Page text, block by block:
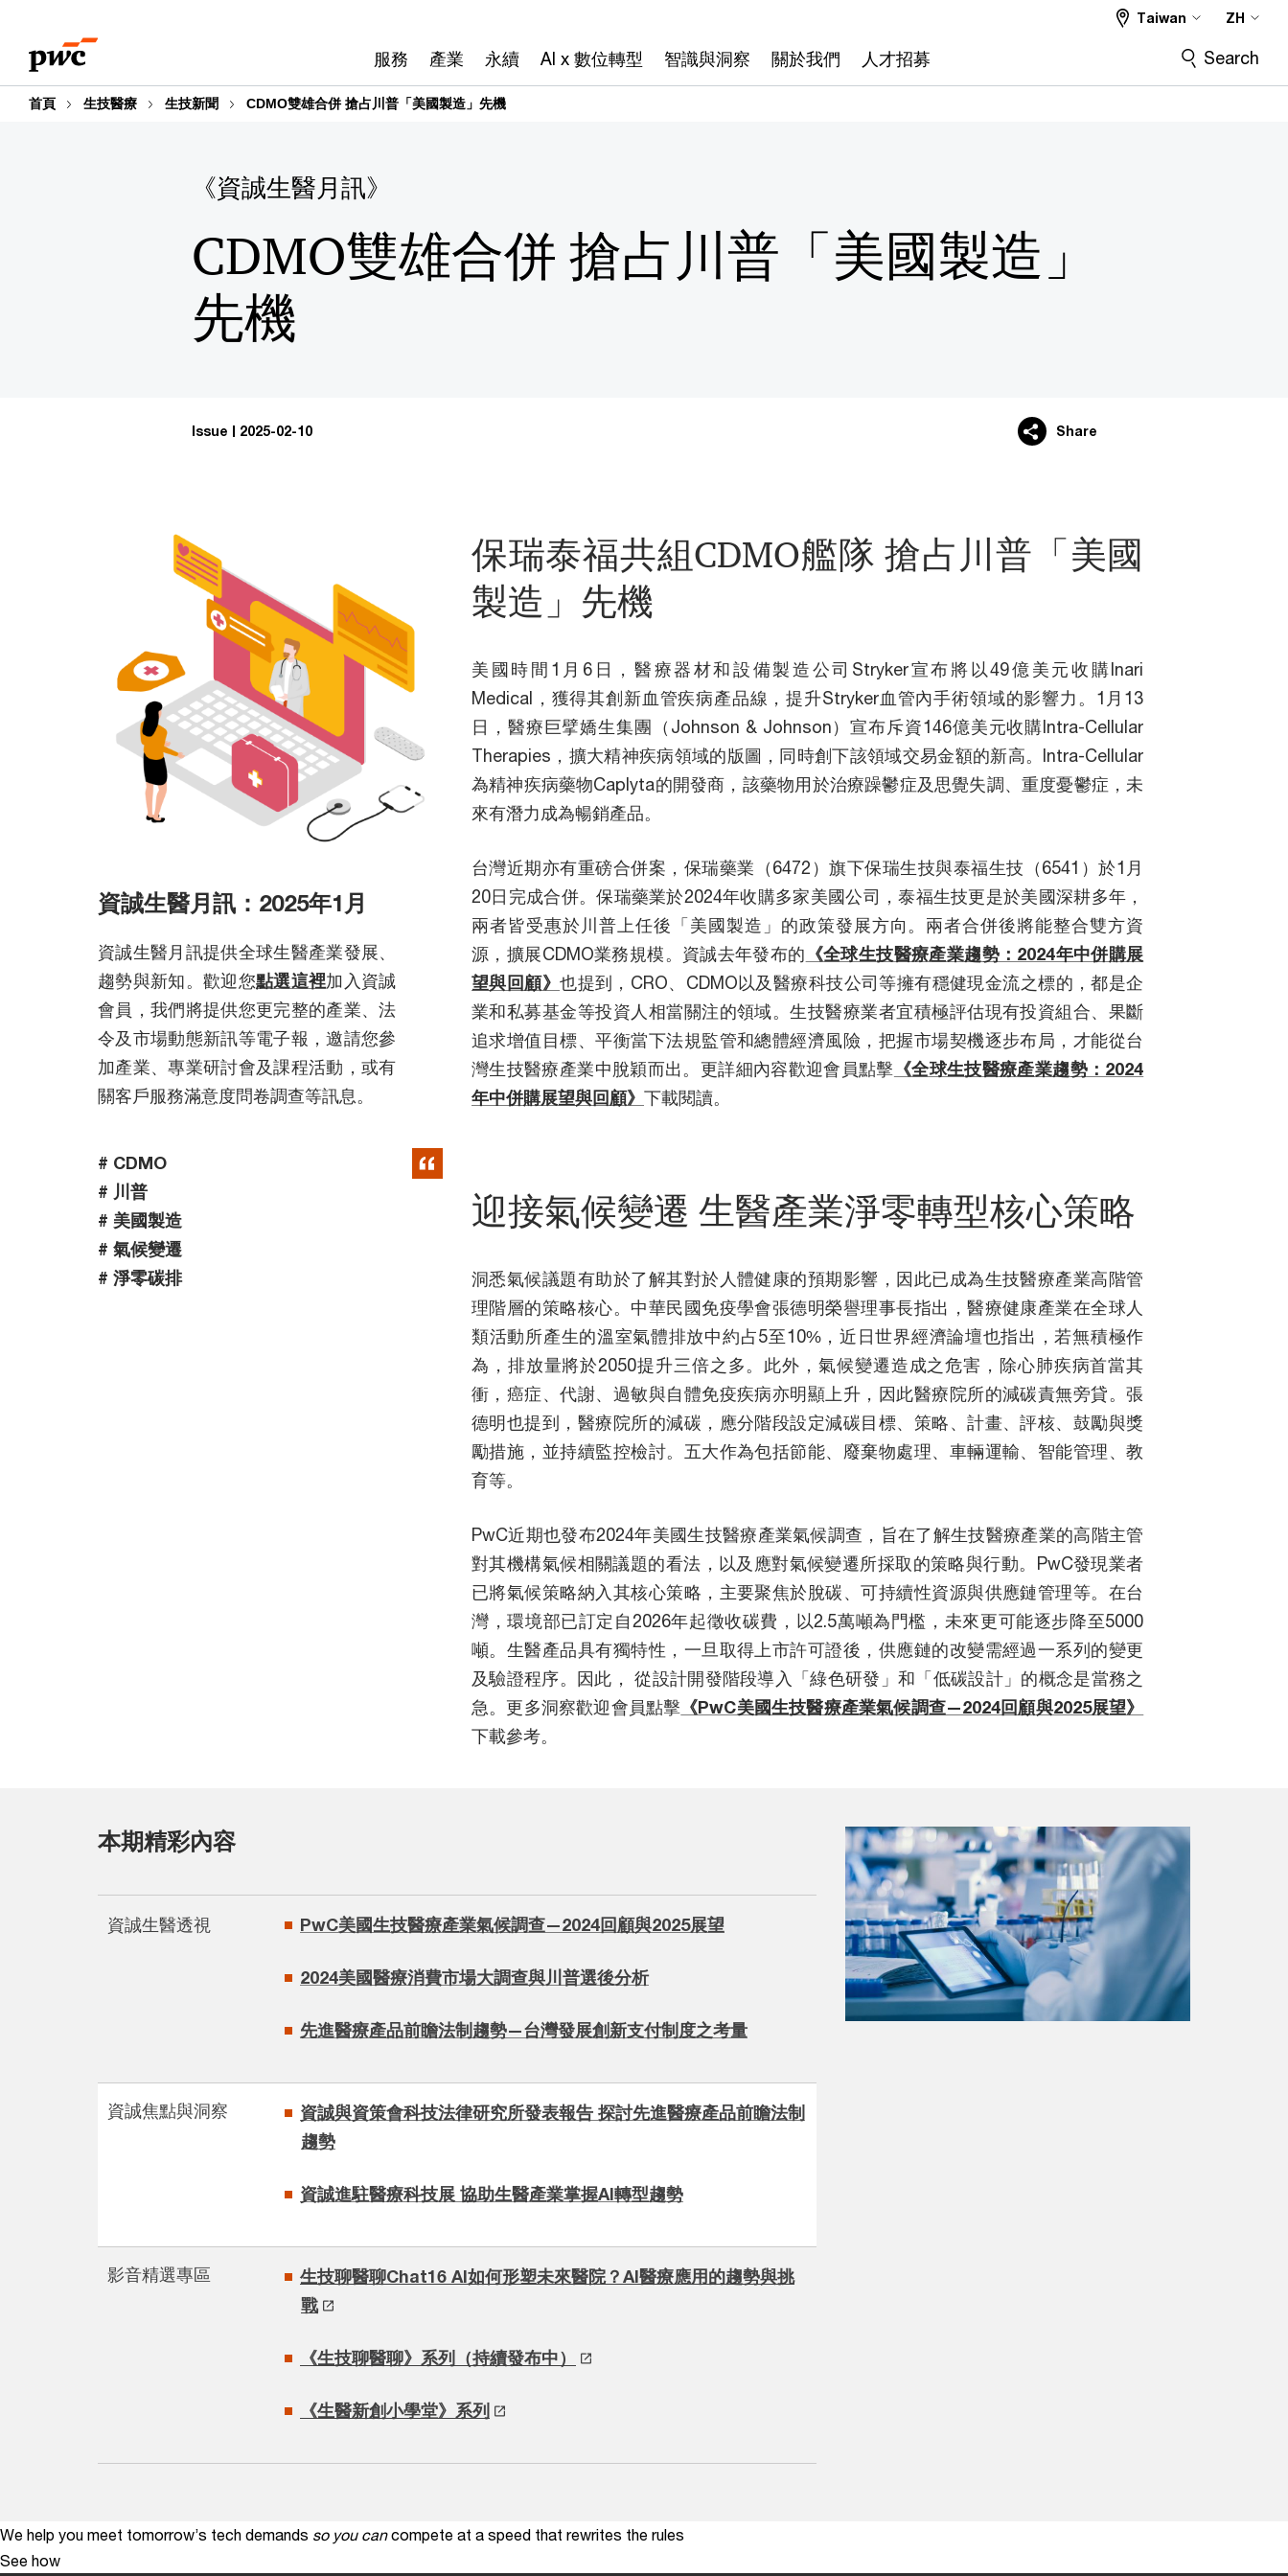
content
footer
服務 產業 永續 AI x 數位轉型 智識與洞察 關於我們 人才招募
Taiwan ZH
Search
首頁 生技醫療 生技新聞 CDMO雙雄合併 搶占川普「美國製造」先機
《資誠生醫月訊》
CDMO雙雄合併 搶占川普「美國製造」
先機
Issue 2025-02-10 Share
資誠生醫月訊：2025年1月
資誠生醫月訊提供全球生醫產業發展、
趨勢與新知。歡迎您點選這裡加入資誠
會員，我們將提供您更完整的產業、法
令及市場動態新訊等電子報，邀請您參
加產業、專業研討會及課程活動，或有
關客戶服務滿意度問卷調查等訊息。
# CDMO
# 川普
# 美國製造
# 氣候變遷
# 淨零碳排
保瑞泰福共組CDMO艦隊 搶占川普「美國
製造」先機
美國時間1月6日，醫療器材和設備製造公司Stryker宣布將以49億美元收購Inari
Medical，獲得其創新血管疾病產品線，提升Stryker血管內手術領域的影響力。1月13
日，醫療巨擘嬌生集團（Johnson & Johnson）宣布斥資146億美元收購Intra-Cellular
Therapies，擴大精神疾病領域的版圖，同時創下該領域交易金額的新高。Intra-Cellular
為精神疾病藥物Caplyta的開發商，該藥物用於治療躁鬱症及思覺失調、重度憂鬱症，未
來有潛力成為暢銷產品。
台灣近期亦有重磅合併案，保瑞藥業（6472）旗下保瑞生技與泰福生技（6541）於1月
20日完成合併。保瑞藥業於2024年收購多家美國公司，泰福生技更是於美國深耕多年，
兩者皆受惠於川普上任後「美國製造」的政策發展方向。兩者合併後將能整合雙方資
源，擴展CDMO業務規模。資誠去年發布的 《全球生技醫療產業趨勢：2024年中併購展
望與回顧》也提到，CRO、CDMO以及醫療科技公司等擁有穩健現金流之標的，都是企
業和私募基金等投資人相當關注的領域。生技醫療業者宜積極評估現有投資組合、果斷
追求增值目標、平衡當下法規監管和總體經濟風險，把握市場契機逐步布局，才能從台
灣生技醫療產業中脫穎而出。更詳細內容歡迎會員點擊 《全球生技醫療產業趨勢：2024
年中併購展望與回顧》 下載閱讀。
迎接氣候變遷 生醫產業淨零轉型核心策略
洞悉氣候議題有助於了解其對於人體健康的預期影響，因此已成為生技醫療產業高階管
理階層的策略核心。中華民國免疫學會張德明榮譽理事長指出，醫療健康產業在全球人
類活動所產生的溫室氣體排放中約占5至10%，近日世界經濟論壇也指出，若無積極作
為，排放量將於2050提升三倍之多。此外，氣候變遷造成之危害，除心肺疾病首當其
衝，癌症、代謝、過敏與自體免疫疾病亦明顯上升，因此醫療院所的減碳責無旁貸。張
德明也提到，醫療院所的減碳，應分階段設定減碳目標、策略、計畫、評核、鼓勵與獎
勵措施，並持續監控檢討。五大作為包括節能、廢棄物處理、車輛運輸、智能管理、教
育等。
PwC近期也發布2024年美國生技醫療產業氣候調查，旨在了解生技醫療產業的高階主管
對其機構氣候相關議題的看法，以及應對氣候變遷所採取的策略與行動。PwC發現業者
已將氣候策略納入其核心策略，主要聚焦於脫碳、可持續性資源與供應鏈管理等。在台
灣，環境部已訂定自2026年起徵收碳費，以2.5萬噸為門檻，未來更可能逐步降至5000
噸。生醫產品具有獨特性，一旦取得上市許可證後，供應鏈的改變需經過一系列的變更
及驗證程序。因此， 從設計開發階段導入「綠色研發」和「低碳設計」的概念是當務之
急。更多洞察歡迎會員點擊 《PwC美國生技醫療產業氣候調查—2024回顧與2025展望》
下載參考。
本期精彩內容
資誠生醫透視 PwC美國生技醫療產業氣候調查—2024回顧與2025展望
2024美國醫療消費市場大調查與川普選後分析
先進醫療產品前瞻法制趨勢—台灣發展創新支付制度之考量
資誠焦點與洞察
資誠與資策會科技法律研究所發表報告 探討先進醫療產品前瞻法制
趨勢
資誠進駐醫療科技展 協助生醫產業掌握AI轉型趨勢
影音精選專區
生技聊醫聊Chat16 AI如何形塑未來醫院？AI醫療應用的趨勢與挑
戰
《生技聊醫聊》系列（持續發布中）
《生醫新創小學堂》系列
We help you meet tomorrow’s tech demands so you can compete at a speed that rewrites the rules
See how